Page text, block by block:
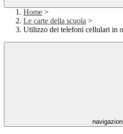
Home >
Le carte della scuola >
Utilizzo dei telefoni cellulari in